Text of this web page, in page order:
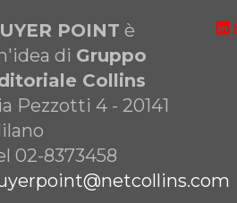
POINT è
di Gruppo
Collins
Pezzotti 4 - 20141
02-8373458